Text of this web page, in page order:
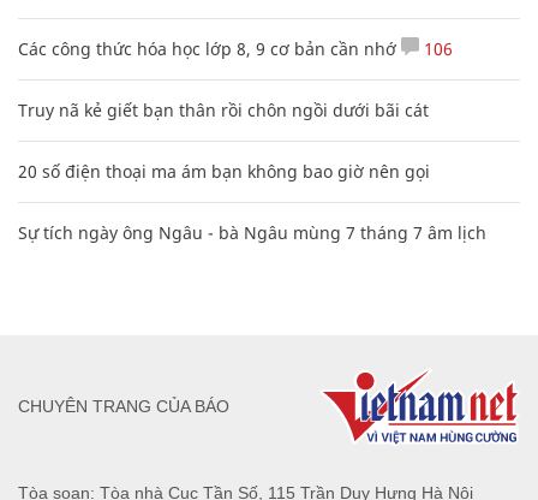
Các công thức hóa học lớp 8, 9 cơ bản cần nhớ 106
Truy nã kẻ giết bạn thân rồi chôn ngồi dưới bãi cát
20 số điện thoại ma ám bạn không bao giờ nên gọi
Sự tích ngày ông Ngâu - bà Ngâu mùng 7 tháng 7 âm lịch
Tòa soạn: Tòa nhà Cục Tần Số, 115 Trần Duy Hưng Hà Nội
CHUYÊN TRANG CỦA BÁO